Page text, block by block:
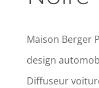
Maison Berger
design
Diffuseur